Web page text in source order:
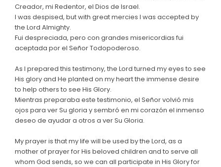
Creador, mi Redentor, el Dios de Israel.
I was despised, but with great mercies I was accepted by
the Lord Almighty.
Fui despreciada, pero con grandes misericordias fui
aceptada por el Señor Todopoderoso.
As I prepared this testimony, the Lord turned my eyes to see
His glory and He planted on my heart the immense desire
to help others to see His Glory.
Mientras preparaba este testimonio, el Señor volvió mis
ojos para ver Su gloria y sembró en mi corazón el inmenso
deseo de ayudar a otros a ver Su Gloria.
My prayer is that my life will be used by the Lord, as a
mother of prayer for His beloved children and to serve all
whom God sends, so we can all participate in His Glory for